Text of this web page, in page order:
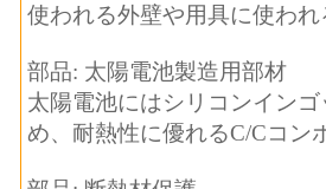
使われる外壁や用具に使わ
部品: 太陽電池製造用部材
太陽電池にはシリコンイン
め、耐熱性に優れるC/Cコン